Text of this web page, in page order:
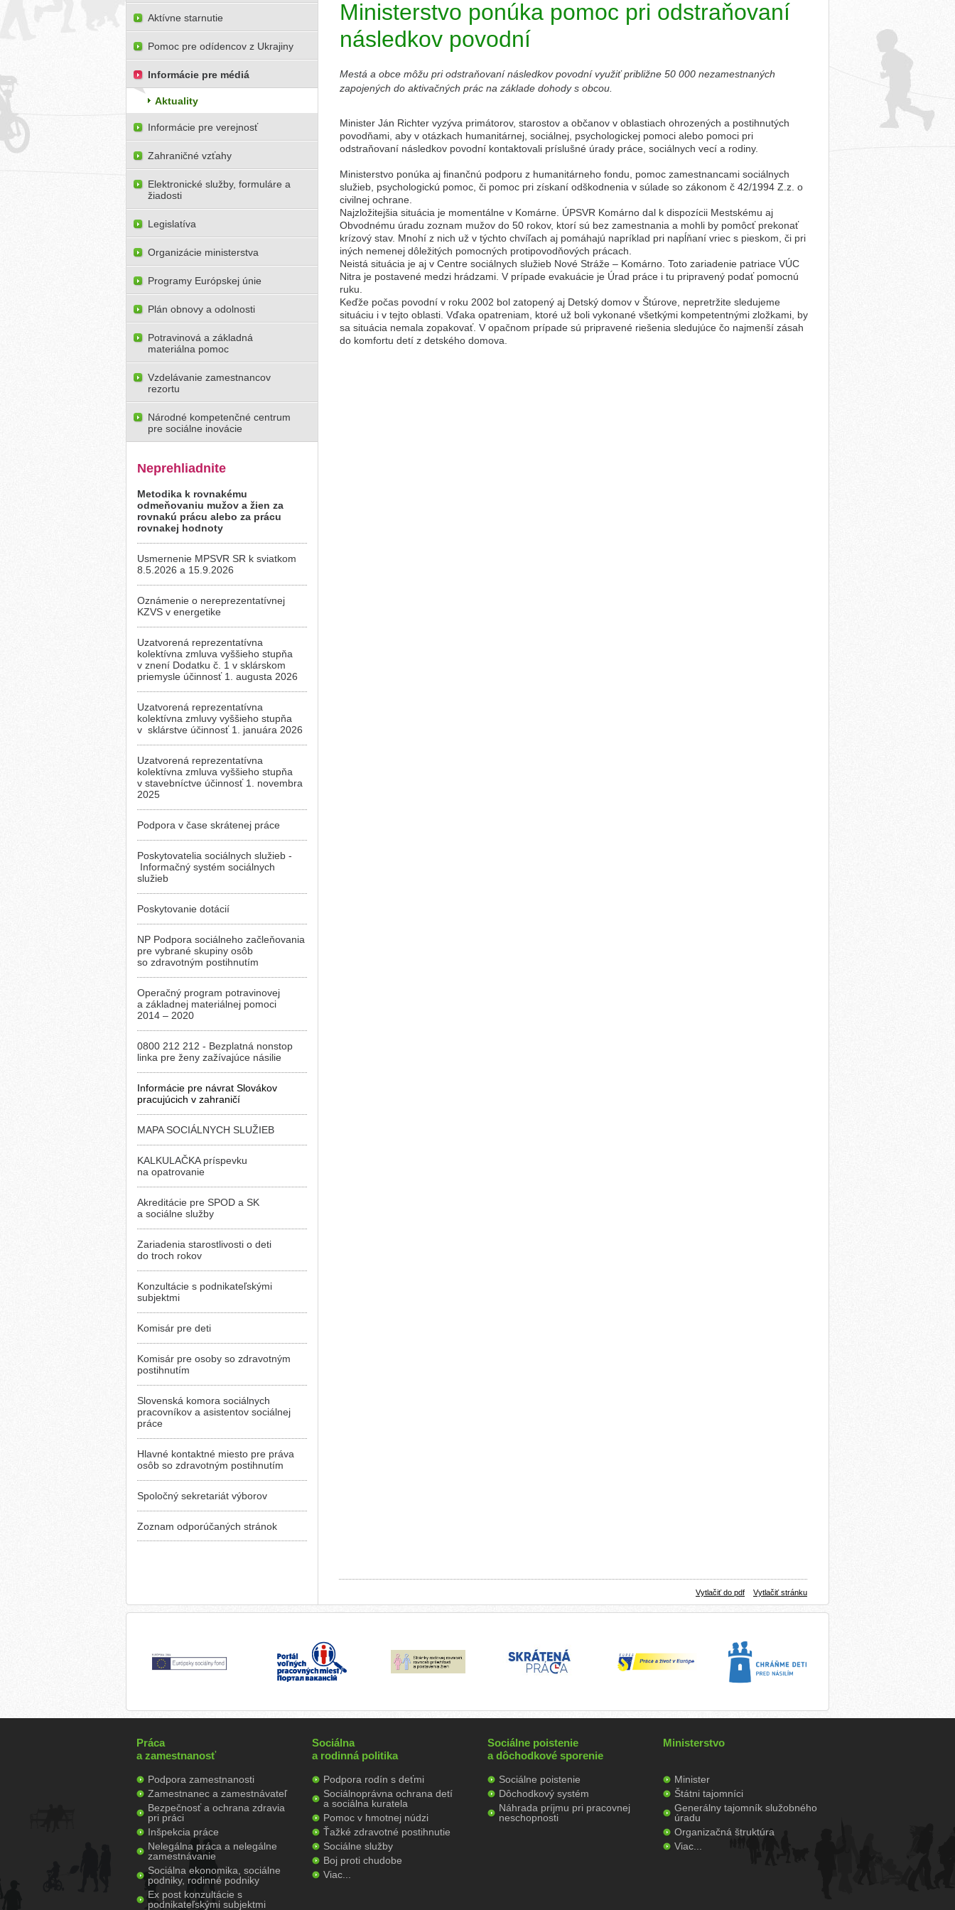
Ministerstvo ponúka pomoc pri odstraňovaní
následkov povodní
Mestá a obce môžu pri odstraňovaní následkov povodní využiť približne 50 000 nezamestnaných
zapojených do aktivačných prác na základe dohody s obcou.
Minister Ján Richter vyzýva primátorov, starostov a občanov v oblastiach ohrozených a postihnutých
povodňami, aby v otázkach humanitárnej, sociálnej, psychologickej pomoci alebo pomoci pri
odstraňovaní následkov povodní kontaktovali príslušné úrady práce, sociálnych vecí a rodiny.
Ministerstvo ponúka aj finančnú podporu z humanitárneho fondu, pomoc zamestnancami sociálnych
služieb, psychologickú pomoc, či pomoc pri získaní odškodnenia v súlade so zákonom č 42/1994 Z.z. o
civilnej ochrane.
Najzložitejšia situácia je momentálne v Komárne. ÚPSVR Komárno dal k dispozícii Mestskému aj
Obvodnému úradu zoznam mužov do 50 rokov, ktorí sú bez zamestnania a mohli by pomôcť prekonať
krízový stav. Mnohí z nich už v týchto chvíľach aj pomáhajú napríklad pri napĺňaní vriec s pieskom, či pri
iných nemenej dôležitých pomocných protipovodňových prácach.
Neistá situácia je aj v Centre sociálnych služieb Nové Stráže – Komárno. Toto zariadenie patriace VÚC
Nitra je postavené medzi hrádzami. V prípade evakuácie je Úrad práce i tu pripravený podať pomocnú
ruku.
Keďže počas povodní v roku 2002 bol zatopený aj Detský domov v Štúrove, nepretržite sledujeme
situáciu i v tejto oblasti. Vďaka opatreniam, ktoré už boli vykonané všetkými kompetentnými zložkami, by
sa situácia nemala zopakovať. V opačnom prípade sú pripravené riešenia sledujúce čo najmenší zásah
do komfortu detí z detského domova.
Aktívne starnutie
Pomoc pre odídencov z Ukrajiny
Informácie pre médiá
Aktuality
Informácie pre verejnosť
Zahraničné vzťahy
Elektronické služby, formuláre a
žiadosti
Legislatíva
Organizácie ministerstva
Programy Európskej únie
Plán obnovy a odolnosti
Potravinová a základná
materiálna pomoc
Vzdelávanie zamestnancov
rezortu
Národné kompetenčné centrum
pre sociálne inovácie
Neprehliadnite
Metodika k rovnakému
odmeňovaniu mužov a žien za
rovnakú prácu alebo za prácu
rovnakej hodnoty
Usmernenie MPSVR SR k sviatkom
8.5.2026 a 15.9.2026
Oznámenie o nereprezentatívnej
KZVS v energetike
Uzatvorená reprezentatívna
kolektívna zmluva vyššieho stupňa
v znení Dodatku č. 1 v sklárskom
priemysle účinnosť 1. augusta 2026
Uzatvorená reprezentatívna
kolektívna zmluvy vyššieho stupňa
v sklárstve účinnosť 1. januára 2026
Uzatvorená reprezentatívna
kolektívna zmluva vyššieho stupňa
v stavebníctve účinnosť 1. novembra
2025
Podpora v čase skrátenej práce
Poskytovatelia sociálnych služieb -
Informačný systém sociálnych
služieb
Poskytovanie dotácií
NP Podpora sociálneho začleňovania
pre vybrané skupiny osôb
so zdravotným postihnutím
Operačný program potravinovej
a základnej materiálnej pomoci
2014 – 2020
0800 212 212 - Bezplatná nonstop
linka pre ženy zažívajúce násilie
Informácie pre návrat Slovákov
pracujúcich v zahraničí
MAPA SOCIÁLNYCH SLUŽIEB
KALKULAČKA príspevku
na opatrovanie
Akreditácie pre SPOD a SK
a sociálne služby
Zariadenia starostlivosti o deti
do troch rokov
Konzultácie s podnikateľskými
subjektmi
Komisár pre deti
Komisár pre osoby so zdravotným
postihnutím
Slovenská komora sociálnych
pracovníkov a asistentov sociálnej
práce
Hlavné kontaktné miesto pre práva
osôb so zdravotným postihnutím
Spoločný sekretariát výborov
Zoznam odporúčaných stránok
Vytlačiť do pdf Vytlačiť stránku
Práca
a zamestnanosť
Podpora zamestnanosti
Zamestnanec a zamestnávateľ
Bezpečnosť a ochrana zdravia
pri práci
Inšpekcia práce
Nelegálna práca a nelegálne
zamestnávanie
Sociálna ekonomika, sociálne
podniky, rodinné podniky
Ex post konzultácie s
podnikateľskými subjektmi
Sociálna
a rodinná politika
Podpora rodín s deťmi
Sociálnoprávna ochrana detí
a sociálna kuratela
Pomoc v hmotnej núdzi
Ťažké zdravotné postihnutie
Sociálne služby
Boj proti chudobe
Viac...
Sociálne poistenie
a dôchodkové sporenie
Sociálne poistenie
Dôchodkový systém
Náhrada príjmu pri pracovnej
neschopnosti
Ministerstvo
Minister
Štátni tajomníci
Generálny tajomník služobného
úradu
Organizačná štruktúra
Viac...